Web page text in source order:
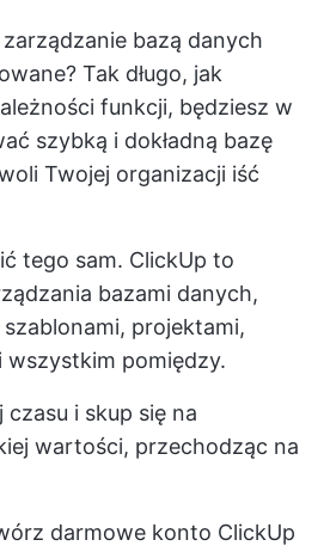
bazą danych
Tak długo, jak
funkcji, będziesz w
szybką i dokładną bazę
Twojej organizacji iść
tego sam. ClickUp to
bazami danych,
projektami,
wszystkim pomiędzy.
i skup się na
wartości, przechodząc na
darmowe konto ClickUp